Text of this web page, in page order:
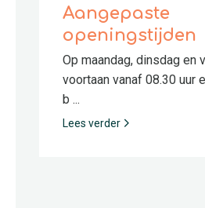
Aangepaste
openingstijden
Op maandag, dinsdag en
voortaan vanaf 08.30 uur
b ...
Lees verder